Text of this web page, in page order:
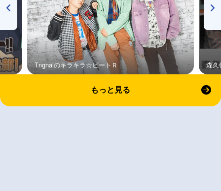
Trignalのキラキラ☆ビートＲ 森久
もっと見る